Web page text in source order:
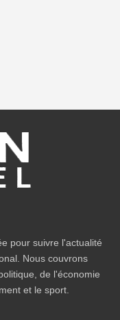
pour suivre l'actualité
Nous couvrons
de l'économie
et le sport.